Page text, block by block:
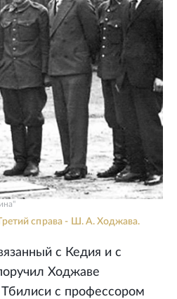
справа - Ш. А. Ходжава.
с Кедия и с
Ходжаве
Тбилиси с профессором